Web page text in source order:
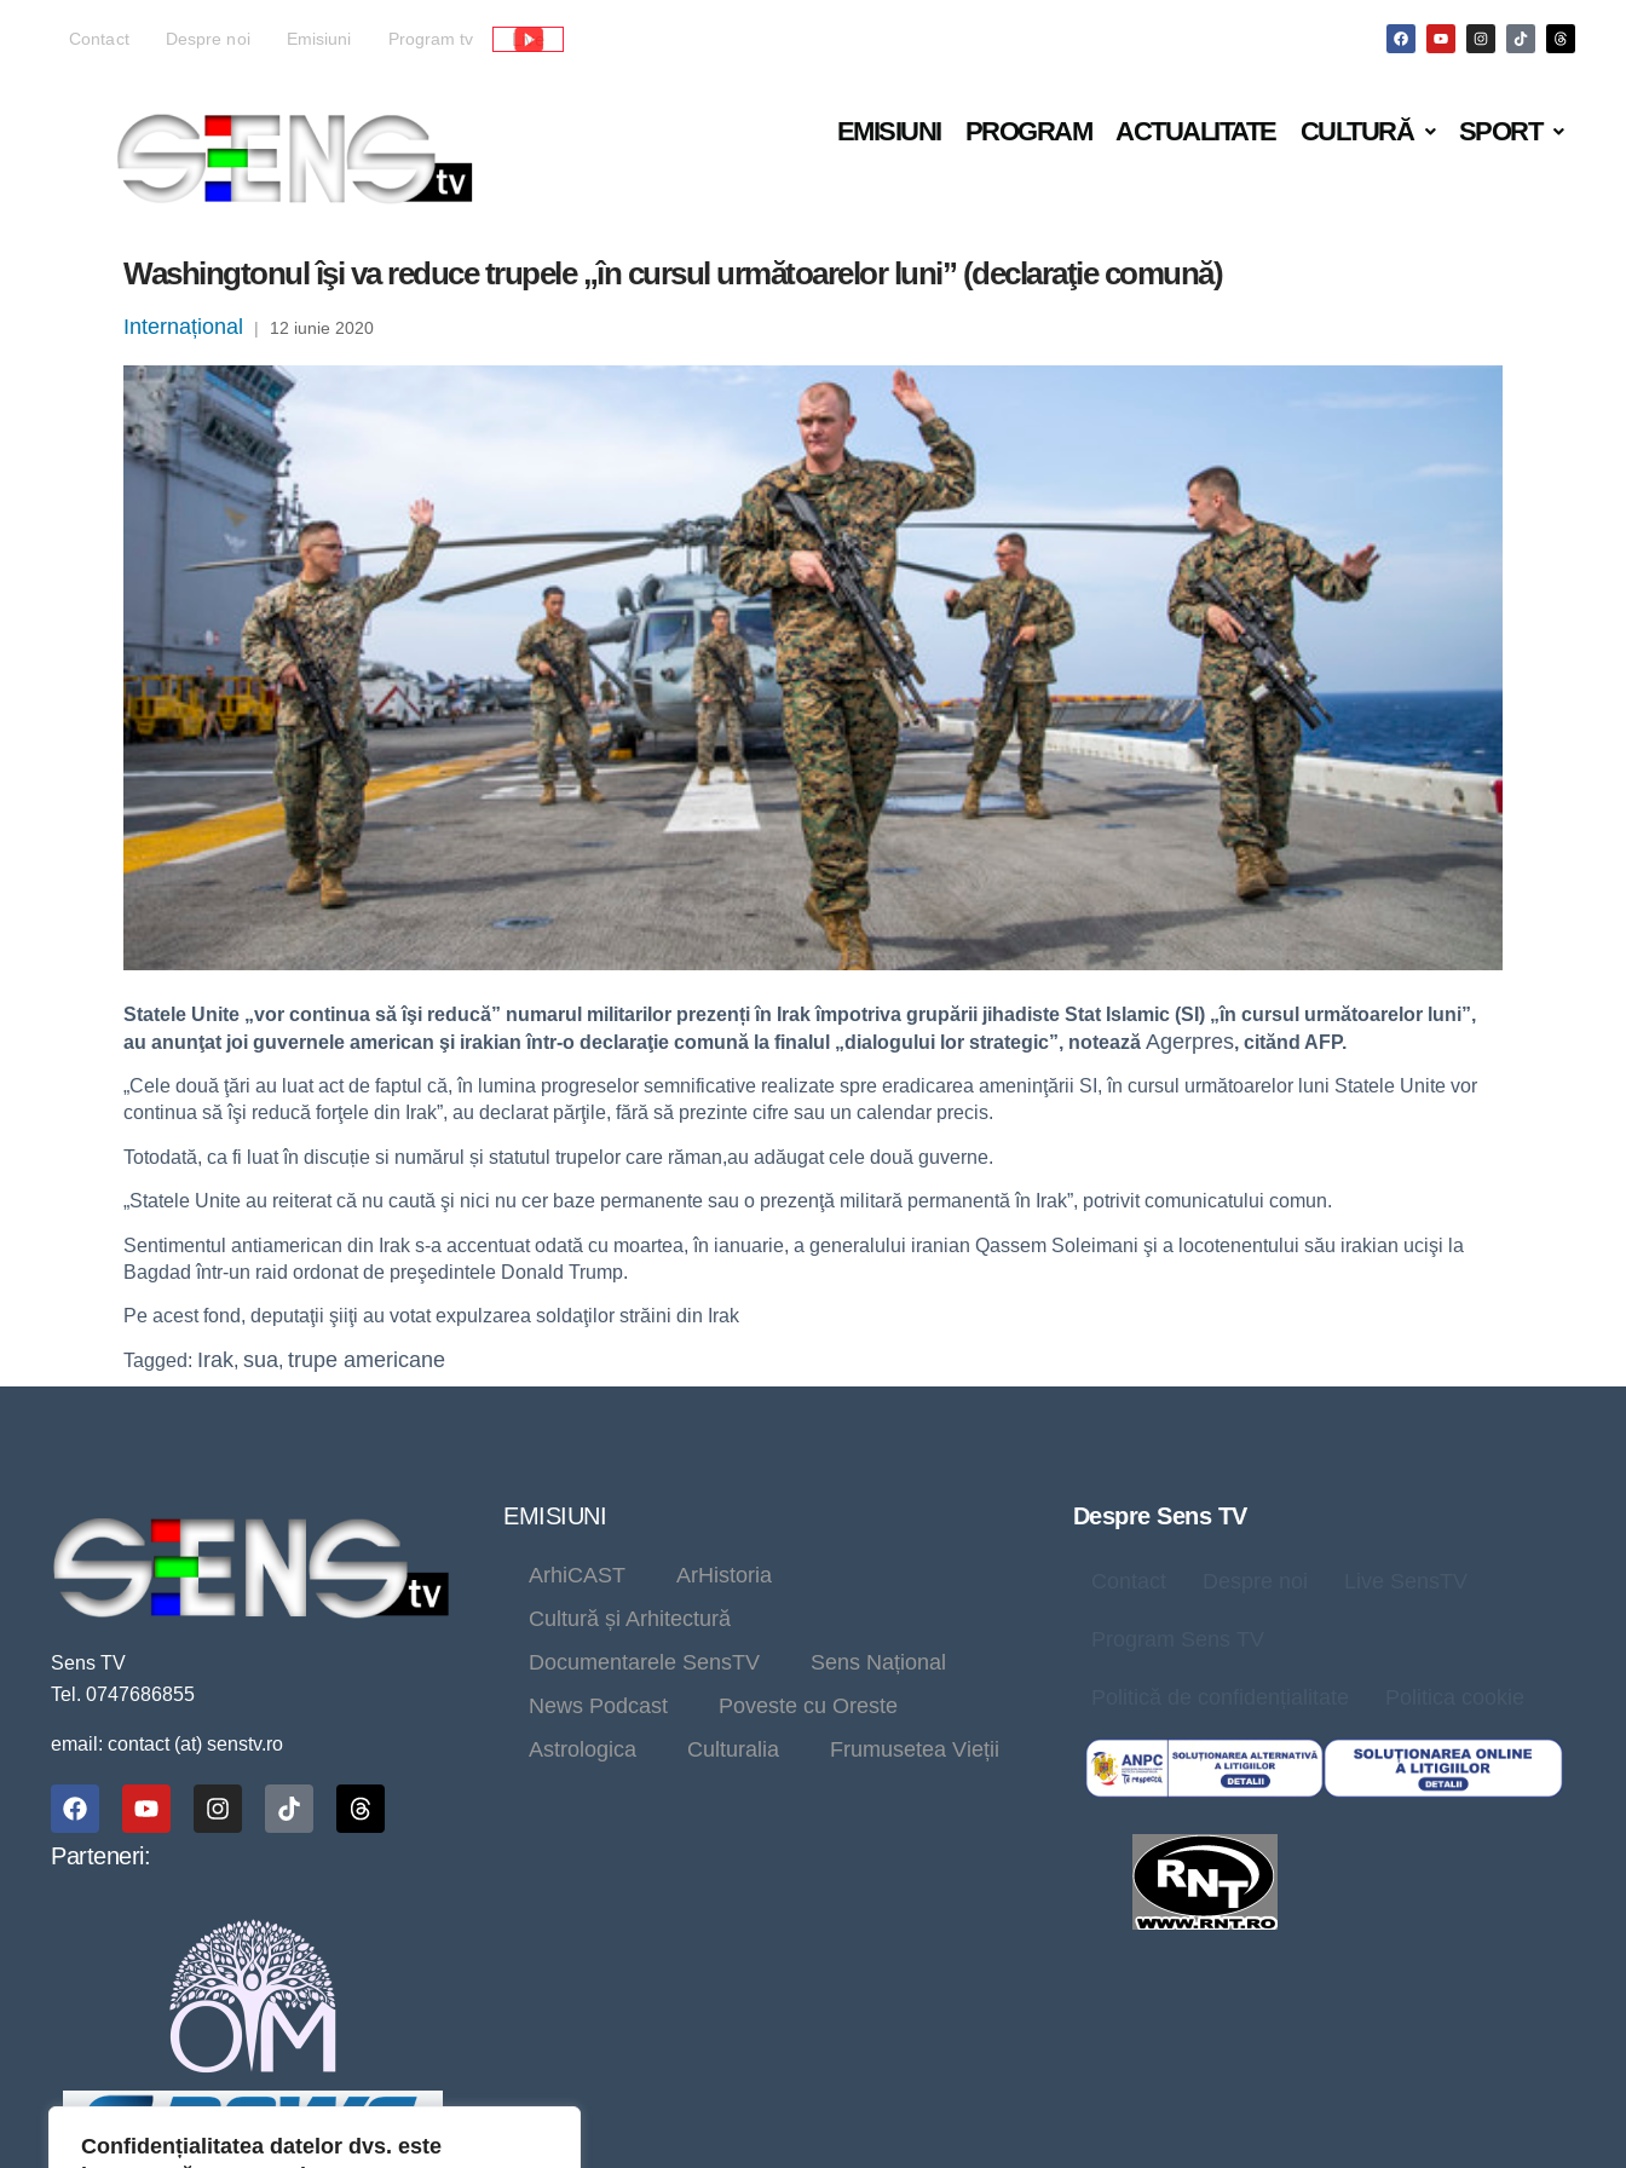
Confidențialitatea datelor dvs. este
Contact Despre noi Emisiuni Program tv Live
EMISIUNI PROGRAM ACTUALITATE CULTURĂ SPORT
Washingtonul îşi va reduce trupele „în cursul următoarelor luni” (declaraţie comună)
Internațional | 12 iunie 2020
Statele Unite „vor continua să îşi reducă” numarul militarilor prezenți în Irak împotriva grupării jihadiste Stat Islamic (SI) „în cursul următoarelor luni”,
au anunţat joi guvernele american şi irakian într-o declaraţie comună la finalul „dialogului lor strategic”, notează Agerpres, citănd AFP.
„Cele două ţări au luat act de faptul că, în lumina progreselor semnificative realizate spre eradicarea ameninţării SI, în cursul următoarelor luni Statele Unite vor
continua să îşi reducă forţele din Irak”, au declarat părţile, fără să prezinte cifre sau un calendar precis.
Totodată, ca fi luat în discuție si numărul și statutul trupelor care răman,au adăugat cele două guverne.
„Statele Unite au reiterat că nu caută şi nici nu cer baze permanente sau o prezenţă militară permanentă în Irak”, potrivit comunicatului comun.
Sentimentul antiamerican din Irak s-a accentuat odată cu moartea, în ianuarie, a generalului iranian Qassem Soleimani şi a locotenentului său irakian ucişi la
Bagdad într-un raid ordonat de preşedintele Donald Trump.
Pe acest fond, deputaţii şiiţi au votat expulzarea soldaţilor străini din Irak
Tagged: Irak, sua, trupe americane
Sens TV
Tel. 0747686855
email: contact (at) senstv.ro
Parteneri:
EMISIUNI
ArhiCAST
ArHistoria
Cultură și Arhitectură
Documentarele SensTV
Sens Național
News Podcast
Poveste cu Oreste
Astrologica
Culturalia Frumusetea Vieții
Despre Sens TV